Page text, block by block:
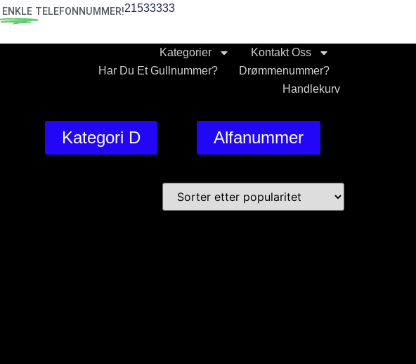
ENKLE TELEFONNUMMER!21533333
Kategorier
Kontakt Oss
Har Du Et Gullnummer?
Drømmenummer?
Handlekurv
Kategori D Alfanummer